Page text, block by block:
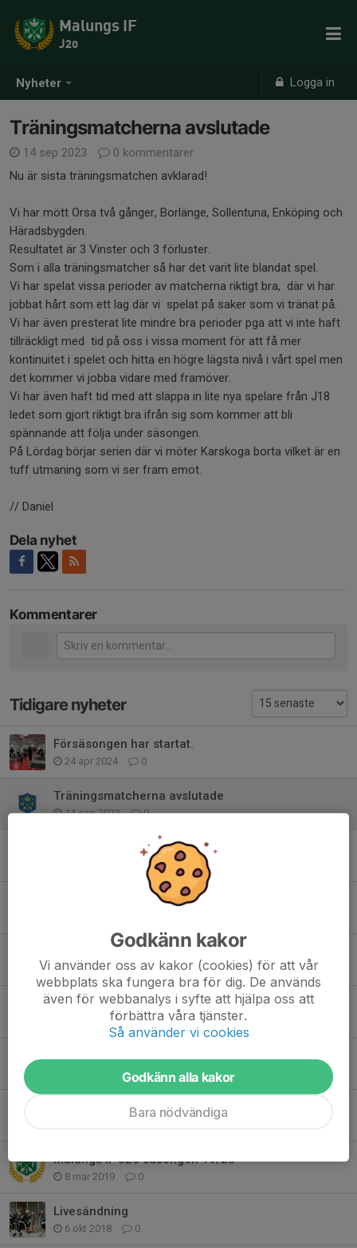
Nyheter Logga in
Malungs IF
J20
Träningsmatcherna avslutade
14 sep 2023
0 kommentarer
Nu är sista träningsmatchen avklarad!
Vi har mött Orsa två gånger, Borlänge, Sollentuna, Enköping och
Häradsbygden.
Resultatet är 3 Vinster och 3 förluster.
Som i alla träningsmatcher så har det varit lite blandat spel.
Vi har spelat vissa perioder av matcherna riktigt bra, där vi har
jobbat hårt som ett lag där vi spelat på saker som vi tränat på.
Vi har även presterat lite mindre bra perioder pga att vi inte haft
tillräckligt med tid på oss i vissa moment för att få mer
kontinuitet i spelet och hitta en högre lägsta nivå i vårt spel men
det kommer vi jobba vidare med framöver.
Vi har även haft tid med att släppa in lite nya spelare från J18
ledet som gjort riktigt bra ifrån sig som kommer att bli
spännande att följa under säsongen.
På Lördag börjar serien där vi möter Karskoga borta vilket är en
tuff utmaning som vi ser fram emot.
// Daniel
Dela nyhet
Kommentarer
Tidigare nyheter
Försäsongen har startat.
24 apr 2024 0
Träningsmatcherna avslutade
14 sep 2023 0
Introvecka 23/24
2
Tabbe fortsätter som ass tränare!
Vi tar plats i J20 Regional västra!
12 aug 2022 0
Nordqvist fortsätter som huvudtränare för J20!
28 maj 2020 0
0
Malungs IF J20 säsongen 19/20
8 mar 2019 0
Livesändning
6 okt 2018 0
Godkänn kakor
Vi använder oss av kakor (cookies) för att vår
webbplats ska fungera bra för dig. De används
även för webbanalys i syfte att hjälpa oss att
förbättra våra tjänster.
Så använder vi cookies
Godkänn alla kakor
Bara nödvändiga